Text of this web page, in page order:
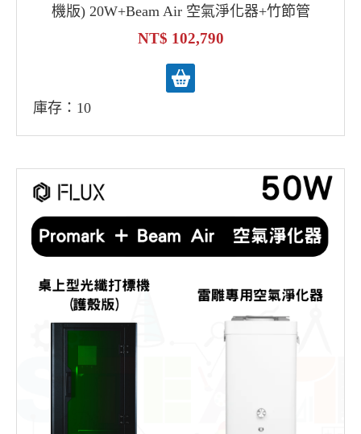
機版) 20W+Beam Air 空氣淨化器+竹節管
102,790
庫存：10